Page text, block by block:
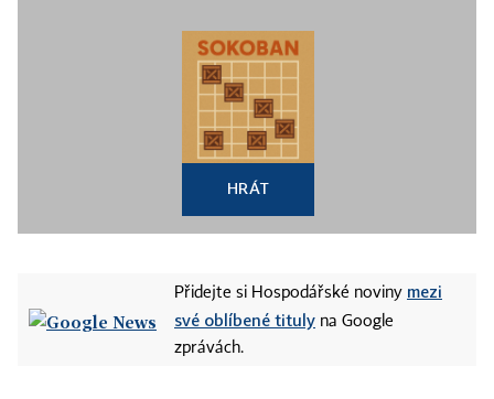
HRÁT
Přidejte si Hospodářské noviny mezi
své oblíbené tituly na Google
zprávách.